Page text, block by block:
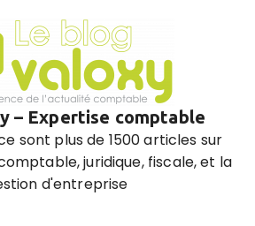
– Expertise comptable
sont plus de 1500 articles sur
juridique, fiscale, et la
d'entreprise